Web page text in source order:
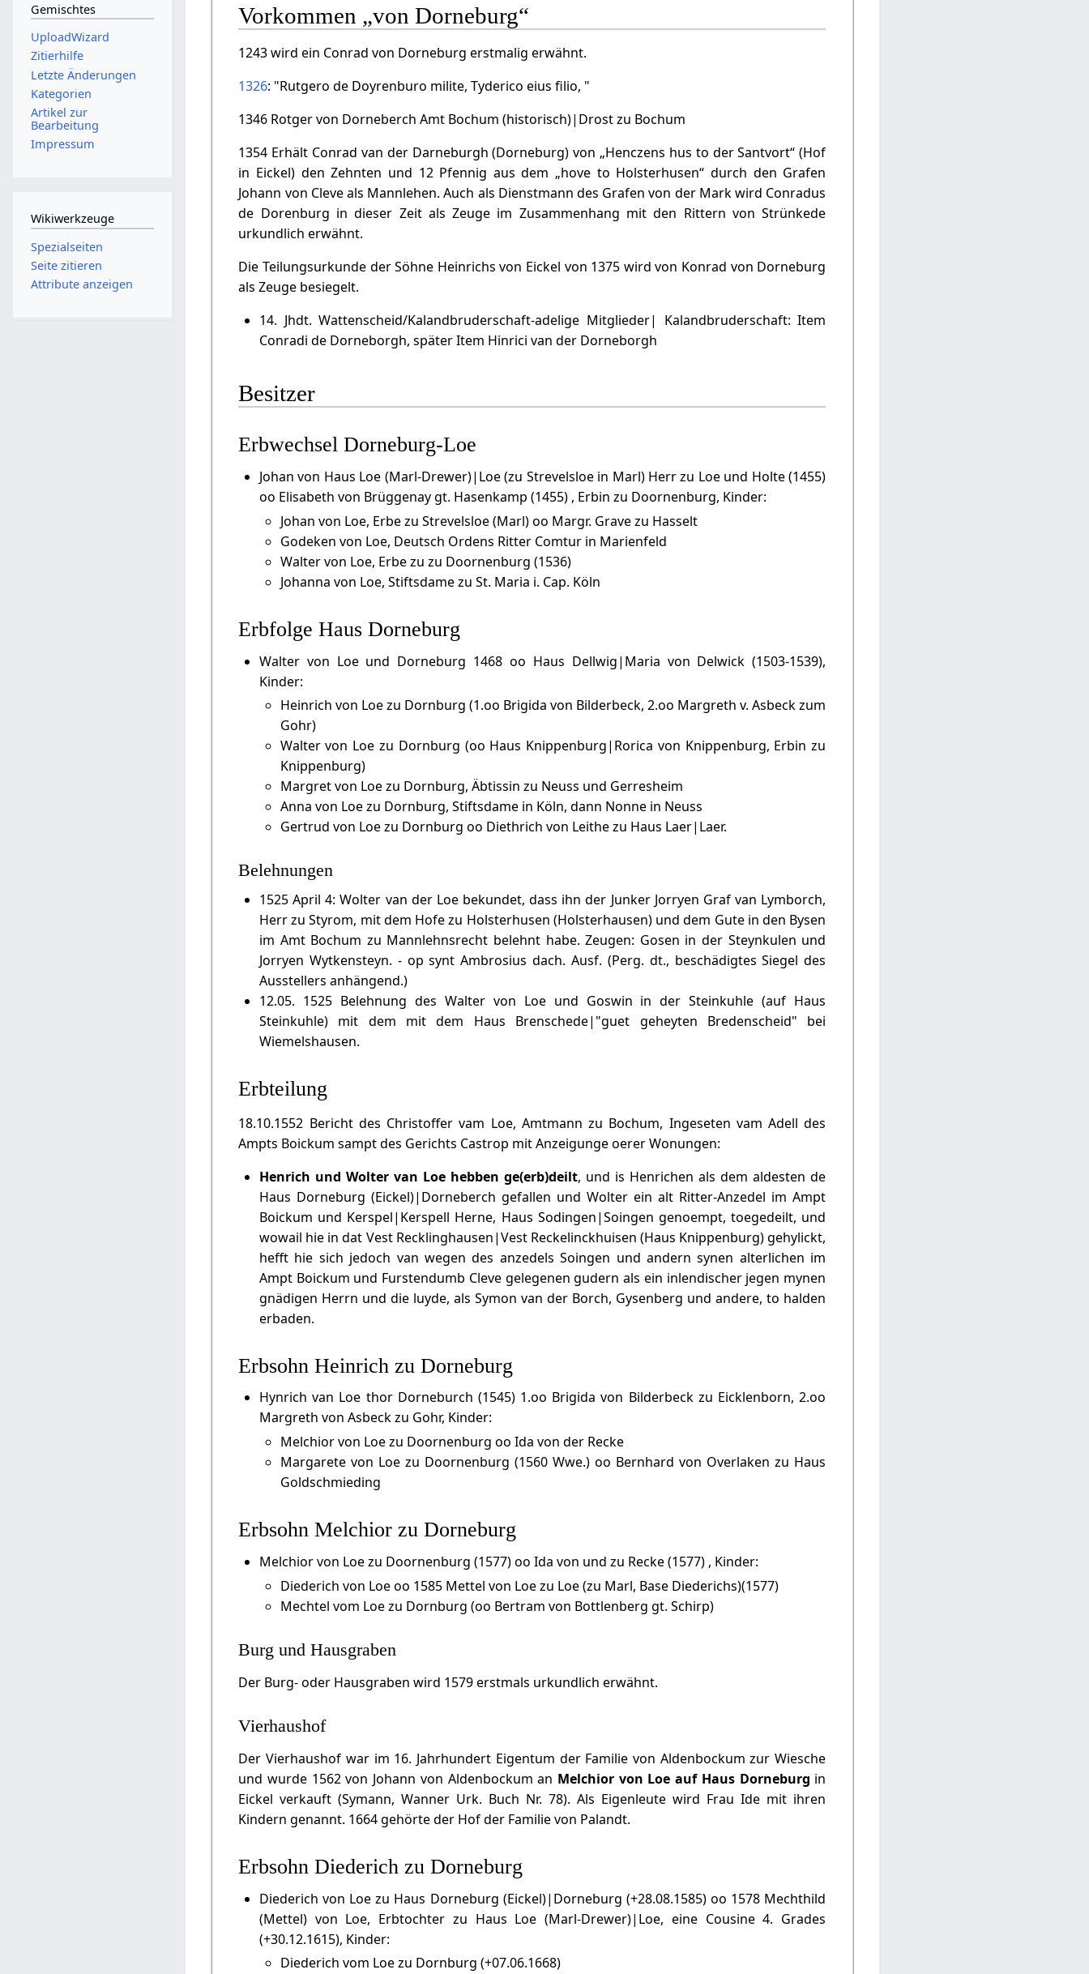
Vorkommen „von Dorneburg“
1243 wird ein Conrad von Dorneburg erstmalig erwähnt.
1326: "Rutgero de Doyrenburo milite, Tyderico eius filio, "
1346 Rotger von Dorneberch Amt Bochum (historisch)|Drost zu Bochum
1354 Erhält Conrad van der Darneburgh (Dorneburg) von „Henczens hus to der Santvort“ (Hof
in Eickel) den Zehnten und 12 Pfennig aus dem „hove to Holsterhusen“ durch den Grafen
Johann von Cleve als Mannlehen. Auch als Dienstmann des Grafen von der Mark wird Conradus
de Dorenburg in dieser Zeit als Zeuge im Zusammenhang mit den Rittern von Strünkede
urkundlich erwähnt.
Die Teilungsurkunde der Söhne Heinrichs von Eickel von 1375 wird von Konrad von Dorneburg
als Zeuge besiegelt.
14. Jhdt. Wattenscheid/Kalandbruderschaft-adelige Mitglieder| Kalandbruderschaft: Item
Conradi de Dorneborgh, später Item Hinrici van der Dorneborgh
Besitzer
Erbwechsel Dorneburg-Loe
Johan von Haus Loe (Marl-Drewer)|Loe (zu Strevelsloe in Marl) Herr zu Loe und Holte (1455)
oo Elisabeth von Brüggenay gt. Hasenkamp (1455) , Erbin zu Doornenburg, Kinder:
Johan von Loe, Erbe zu Strevelsloe (Marl) oo Margr. Grave zu Hasselt
Godeken von Loe, Deutsch Ordens Ritter Comtur in Marienfeld
Walter von Loe, Erbe zu zu Doornenburg (1536)
Johanna von Loe, Stiftsdame zu St. Maria i. Cap. Köln
Erbfolge Haus Dorneburg
Walter von Loe und Dorneburg 1468 oo Haus Dellwig|Maria von Delwick (1503-1539),
Kinder:
Heinrich von Loe zu Dornburg (1.oo Brigida von Bilderbeck, 2.oo Margreth v. Asbeck zum
Gohr)
Walter von Loe zu Dornburg (oo Haus Knippenburg|Rorica von Knippenburg, Erbin zu
Knippenburg)
Margret von Loe zu Dornburg, Äbtissin zu Neuss und Gerresheim
Anna von Loe zu Dornburg, Stiftsdame in Köln, dann Nonne in Neuss
Gertrud von Loe zu Dornburg oo Diethrich von Leithe zu Haus Laer|Laer.
Belehnungen
1525 April 4: Wolter van der Loe bekundet, dass ihn der Junker Jorryen Graf van Lymborch,
Herr zu Styrom, mit dem Hofe zu Holsterhusen (Holsterhausen) und dem Gute in den Bysen
im Amt Bochum zu Mannlehnsrecht belehnt habe. Zeugen: Gosen in der Steynkulen und
Jorryen Wytkensteyn. - op synt Ambrosius dach. Ausf. (Perg. dt., beschädigtes Siegel des
Ausstellers anhängend.)
12.05. 1525 Belehnung des Walter von Loe und Goswin in der Steinkuhle (auf Haus
Steinkuhle) mit dem mit dem Haus Brenschede|"guet geheyten Bredenscheid" bei
Wiemelshausen.
Erbteilung
18.10.1552 Bericht des Christoffer vam Loe, Amtmann zu Bochum, Ingeseten vam Adell des
Ampts Boickum sampt des Gerichts Castrop mit Anzeigunge oerer Wonungen:
Henrich und Wolter van Loe hebben ge(erb)deilt, und is Henrichen als dem aldesten de
Haus Dorneburg (Eickel)|Dorneberch gefallen und Wolter ein alt Ritter-Anzedel im Ampt
Boickum und Kerspel|Kerspell Herne, Haus Sodingen|Soingen genoempt, toegedeilt, und
wowail hie in dat Vest Recklinghausen|Vest Reckelinckhuisen (Haus Knippenburg) gehylickt,
hefft hie sich jedoch van wegen des anzedels Soingen und andern synen alterlichen im
Ampt Boickum und Furstendumb Cleve gelegenen gudern als ein inlendischer jegen mynen
gnädigen Herrn und die luyde, als Symon van der Borch, Gysenberg und andere, to halden
erbaden.
Erbsohn Heinrich zu Dorneburg
Hynrich van Loe thor Dorneburch (1545) 1.oo Brigida von Bilderbeck zu Eicklenborn, 2.oo
Margreth von Asbeck zu Gohr, Kinder:
Melchior von Loe zu Doornenburg oo Ida von der Recke
Margarete von Loe zu Doornenburg (1560 Wwe.) oo Bernhard von Overlaken zu Haus
Goldschmieding
Erbsohn Melchior zu Dorneburg
Melchior von Loe zu Doornenburg (1577) oo Ida von und zu Recke (1577) , Kinder:
Diederich von Loe oo 1585 Mettel von Loe zu Loe (zu Marl, Base Diederichs)(1577)
Mechtel vom Loe zu Dornburg (oo Bertram von Bottlenberg gt. Schirp)
Burg und Hausgraben
Der Burg- oder Hausgraben wird 1579 erstmals urkundlich erwähnt.
Vierhaushof
Der Vierhaushof war im 16. Jahrhundert Eigentum der Familie von Aldenbockum zur Wiesche
und wurde 1562 von Johann von Aldenbockum an Melchior von Loe auf Haus Dorneburg in
Eickel verkauft (Symann, Wanner Urk. Buch Nr. 78). Als Eigenleute wird Frau Ide mit ihren
Kindern genannt. 1664 gehörte der Hof der Familie von Palandt.
Erbsohn Diederich zu Dorneburg
Diederich von Loe zu Haus Dorneburg (Eickel)|Dorneburg (+28.08.1585) oo 1578 Mechthild
(Mettel) von Loe, Erbtochter zu Haus Loe (Marl-Drewer)|Loe, eine Cousine 4. Grades
(+30.12.1615), Kinder:
Diederich vom Loe zu Dornburg (+07.06.1668)
Gemischtes
UploadWizard
Zitierhilfe
Letzte Änderungen
Kategorien
Artikel zur
Bearbeitung
Impressum
Wikiwerkzeuge
Spezialseiten
Seite zitieren
Attribute anzeigen